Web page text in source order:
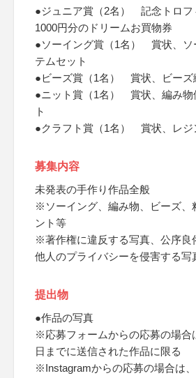
●ジュニア賞（2名） 記念トロフ
1000円分のドリームお買物券
●ソーイング賞（1名） 賞状、ソ
テムセット
●ビーズ賞（1名） 賞状、ビーズ
●ニット賞（1名） 賞状、編み物
ト
●クラフト賞（1名） 賞状、レジ
募集内容
未発表の手作り作品全般
※ソーイング、編み物、ビーズ、
ント等
※著作権に違反する写真、公序良
他人のプライバシーを侵害する写
提出物
●作品の写真
※応募フォームからの応募の場合
日までに送信された作品に限る
※Instagramからの応募の場合は